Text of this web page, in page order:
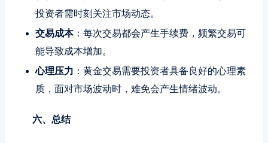
投资者需时刻关注市场动态。
交易成本：每次交易都会产生手续费，频繁交易可
能导致成本增加。
心理压力 ：黄金交易需要投资者具备良好的心理素
质，面对市场波动时，难免会产生情绪波动。
六、总结